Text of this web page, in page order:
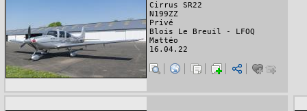
Cirrus SR22
N199ZZ
Privé
Blois Le Breuil - LFOQ
Mattéo
16.04.22